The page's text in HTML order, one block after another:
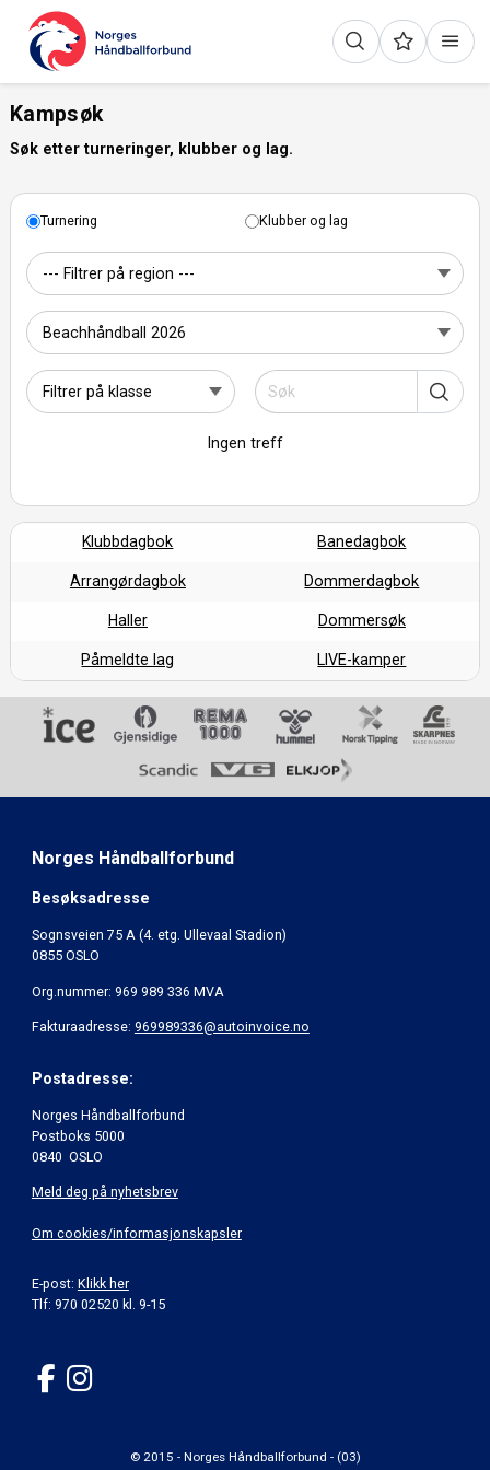
Kampsøk
Søk etter turneringer, klubber og lag.
Turnering Klubber og lag
Ingen treff
Klubbdagbok Banedagbok
Arrangørdagbok Dommerdagbok
Haller Dommersøk
Påmeldte lag LIVE-kamper
Norges Håndballforbund
Besøksadresse
Sognsveien 75 A (4. etg. Ullevaal Stadion)
0855 OSLO
Org.nummer: 969 989 336 MVA
Fakturaadresse: 969989336@autoinvoice.no
Postadresse:
Norges Håndballforbund
Postboks 5000
0840 OSLO
Meld deg på nyhetsbrev
Om cookies/informasjonskapsler
E-post: Klikk her
Tlf: 970 02520 kl. 9-15
© 2015 - Norges Håndballforbund - (03)